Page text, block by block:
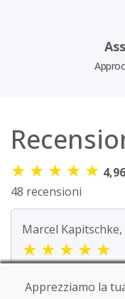
★ ★ ★ ★ ★ 4,96
48 recensioni
Marcel Kapitschke,
★ ★ ★ ★ ★
presentano quasi
Apprezziamo la